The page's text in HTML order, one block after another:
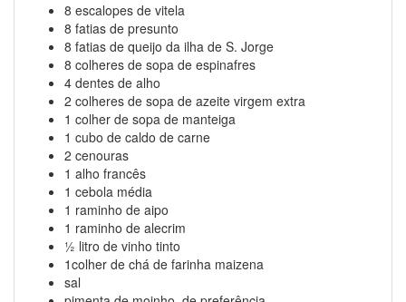
8 escalopes de vitela
8 fatias de presunto
8 fatias de queijo da ilha de S. Jorge
8 colheres de sopa de espinafres
4 dentes de alho
2 colheres de sopa de azeite virgem extra
1 colher de sopa de manteiga
1 cubo de caldo de carne
2 cenouras
1 alho francês
1 cebola média
1 raminho de aipo
1 raminho de alecrim
½ litro de vinho tinto
1colher de chá de farinha maizena
sal